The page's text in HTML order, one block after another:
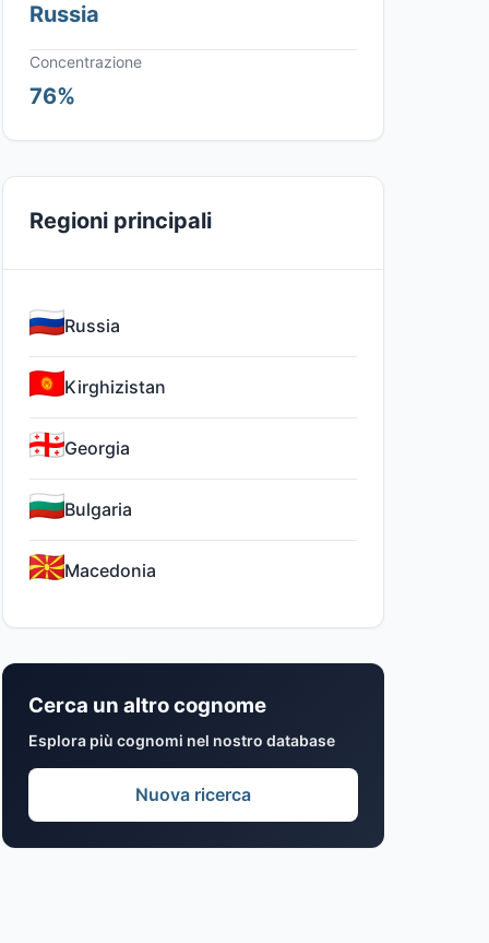
Russia
Concentrazione
76%
Regioni principali
Russia
Kirghizistan
Georgia
Bulgaria
Macedonia
Cerca un altro cognome
Esplora più cognomi nel nostro database
Nuova ricerca